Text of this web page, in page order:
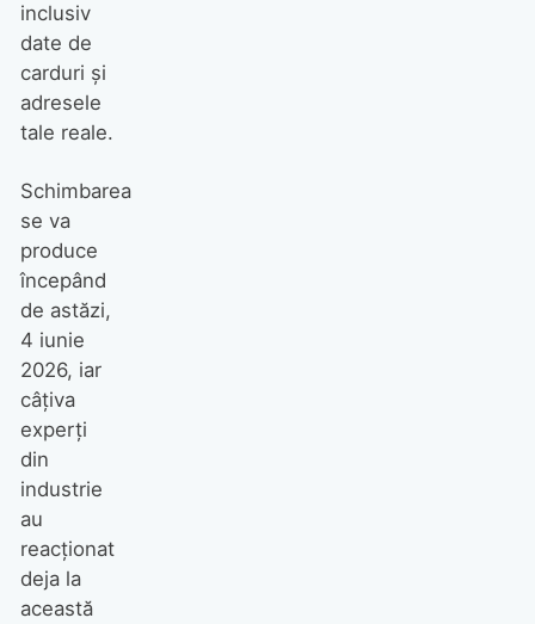
inclusiv
date de
carduri și
adresele
tale reale.
Schimbarea
se va
produce
începând
de astăzi,
4 iunie
2026, iar
câțiva
experți
din
industrie
au
reacționat
deja la
această